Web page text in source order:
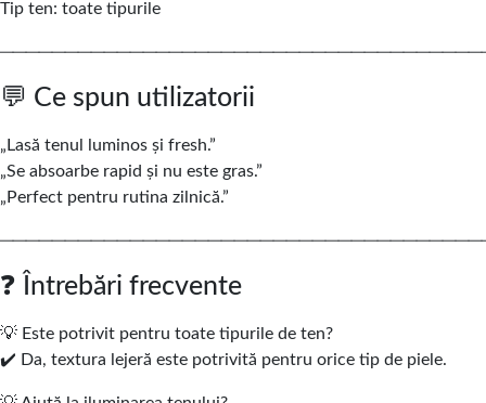
Tip ten: toate tipurile
💬 Ce spun utilizatorii
„Lasă tenul luminos și fresh.”
„Se absoarbe rapid și nu este gras.”
„Perfect pentru rutina zilnică.”
❓ Întrebări frecvente
💡 Este potrivit pentru toate tipurile de ten?
✔️ Da, textura lejeră este potrivită pentru orice tip de piele.